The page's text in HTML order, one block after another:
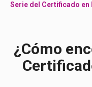
Serie del Certificado en
¿Cómo